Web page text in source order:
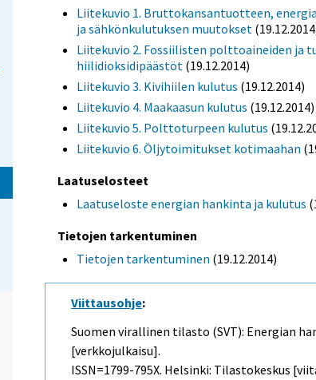
Liitekuvio 1. Bruttokansantuotteen,
ja sähkönkulutuksen muutokset
Liitekuvio 2. Fossiilisten polttoaineiden ja
hiilidioksidipäästöt (19.12.2014)
Liitekuvio 3. Kivihiilen kulutus (19.12.2014)
Liitekuvio 4. Maakaasun kulutus (19.12.2014)
Liitekuvio 5. Polttoturpeen kulutus
Liitekuvio 6. Öljytoimitukset kotimaahan
Laatuselosteet
Laatuseloste energian hankinta ja kulutus
Tietojen tarkentuminen
Tietojen tarkentuminen (19.12.2014)
Viittausohje:
Suomen virallinen tilasto (SVT): Energian
[verkkojulkaisu].
ISSN=1799-795X. Helsinki: Tilastokeskus